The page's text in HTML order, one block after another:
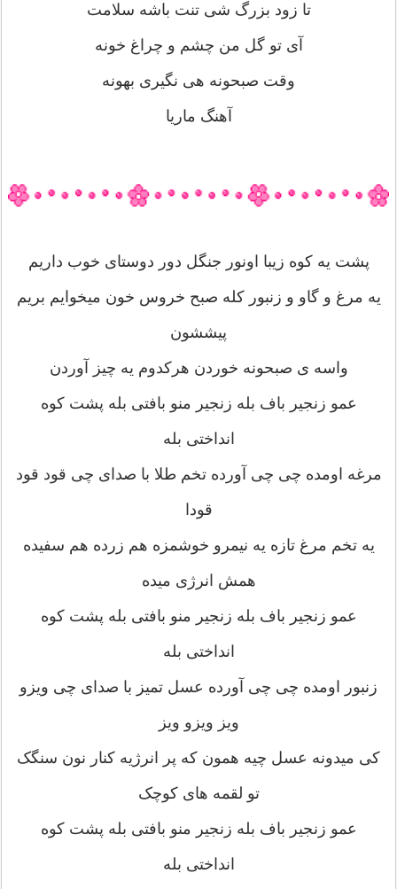
تا زود بزرگ شی تنت باشه سلامت
آی تو گل من چشم و چراغ خونه
وقت صبحونه هی نگیری بهونه
آهنگ ماریا
پشت یه کوه زیبا اونور جنگل دور دوستای خوب داریم
یه مرغ و گاو و زنبور کله صبح خروس خون میخوایم بریم
پیششون
واسه ی صبحونه خوردن هرکدوم یه چیز آوردن
عمو زنجیر باف بله زنجیر منو بافتی بله پشت کوه
انداختی بله
مرغه اومده چی چی آورده تخم طلا با صدای چی قود قود
قودا
یه تخم مرغ تازه یه نیمرو خوشمزه هم زرده هم سفیده
همش انرژی میده
عمو زنجیر باف بله زنجیر منو بافتی بله پشت کوه
انداختی بله
زنبور اومده چی چی آورده عسل تمیز با صدای چی ویزو
ویز ویزو ویز
کی میدونه عسل چیه همون که پر انرژیه کنار نون سنگک
تو لقمه های کوچک
عمو زنجیر باف بله زنجیر منو بافتی بله پشت کوه
انداختی بله